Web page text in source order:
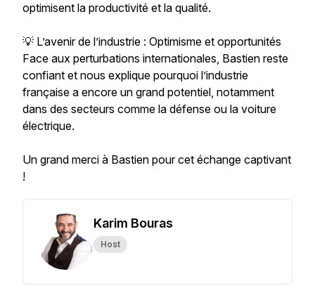
optimisent la productivité et la qualité.
💡 L’avenir de l’industrie : Optimisme et opportunités
Face aux perturbations internationales, Bastien reste
confiant et nous explique pourquoi l’industrie
française a encore un grand potentiel, notamment
dans des secteurs comme la défense ou la voiture
électrique.
Un grand merci à Bastien pour cet échange captivant
!
Karim Bouras
Host